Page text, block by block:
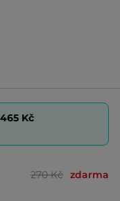
465 Kč
270 Kč zdarma